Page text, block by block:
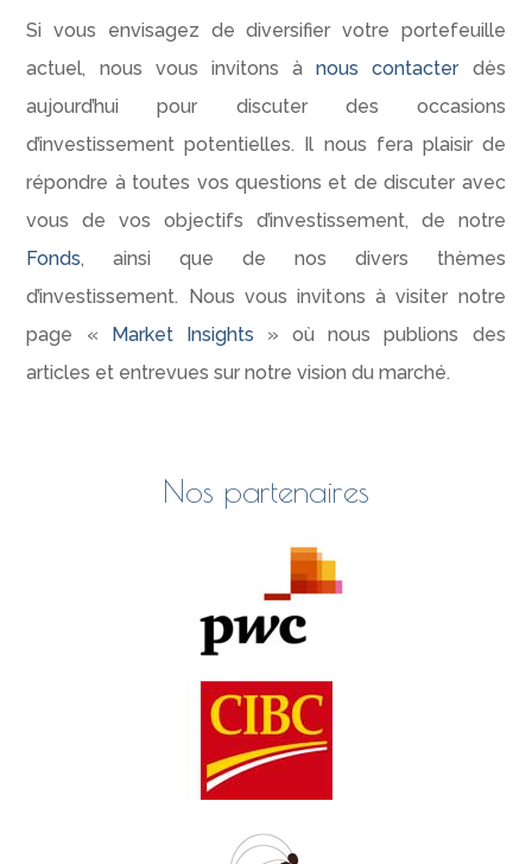
Si vous envisagez de diversifier votre portefeuille
actuel, nous vous invitons ànous contacterdès
aujourd’hui pour discuter des occasions
d’investissement potentielles. Il nous fera plaisir de
répondre à toutes vos questions et de discuter avec
vous de vos objectifs d’investissement, de notre
Fonds, ainsi que de nos divers thèmes
d’investissement. Nous vous invitons à visiter notre
page « Market Insights » où nous publions des
articles et entrevues sur notre vision du marché.
Nos partenaires